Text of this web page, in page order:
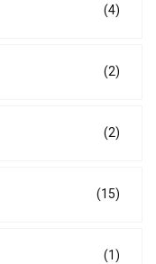
(4)
(2)
(2)
(15)
(1)